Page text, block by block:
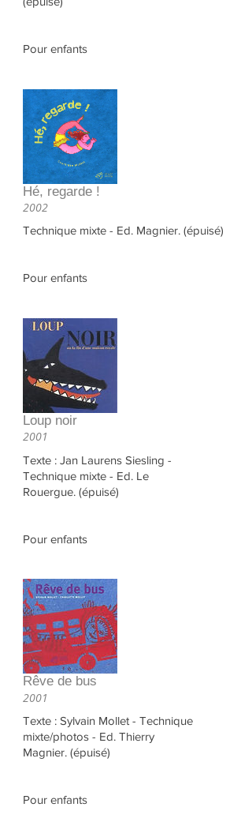
Pour enfants
Hé, regarde !
2002
Technique mixte - Ed. Magnier. (épuisé)
Pour enfants
Loup noir
2001
Texte : Jan Laurens Siesling -
Technique mixte - Ed. Le
Rouergue. (épuisé)
Pour enfants
Rêve de bus
2001
Texte : Sylvain Mollet - Technique
mixte/photos - Ed. Thierry
Magnier. (épuisé)
Pour enfants